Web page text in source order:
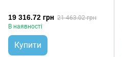
19 316.72 грн 21 463.02 грн
В наявності
Купити